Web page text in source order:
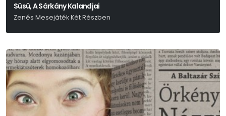
Süsü, A Sárkány Kalandjai
Zenés Mesejáték Két Részben